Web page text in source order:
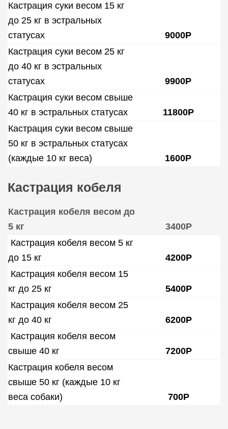
Кастрация суки весом 15 кг
до 25 кг в эстральных
статусах
9000Р
Кастрация суки весом 25 кг
до 40 кг в эстральных
статусах
9900Р
Кастрация суки весом свыше
40 кг в эстральных статусах
11800Р
Кастрация суки весом свыше
50 кг в эстральных статусах
(каждые 10 кг веса)
1600Р
Кастрация кобеля
Кастрация кобеля весом до
5 кг
3400Р
Кастрация кобеля весом 5 кг
до 15 кг
4200Р
Кастрация кобеля весом 15
кг до 25 кг
5400Р
Кастрация кобеля весом 25
кг до 40 кг
6200Р
Кастрация кобеля весом
свыше 40 кг
7200Р
Кастрация кобеля весом
свыше 50 кг (каждые 10 кг
веса собаки)
700Р